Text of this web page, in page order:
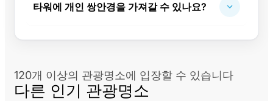
타워에 개인 쌍안경을 가져갈 수 있나요?
120개 이상의 관광명소에 입장할 수 있습니다
다른 인기 관광명소